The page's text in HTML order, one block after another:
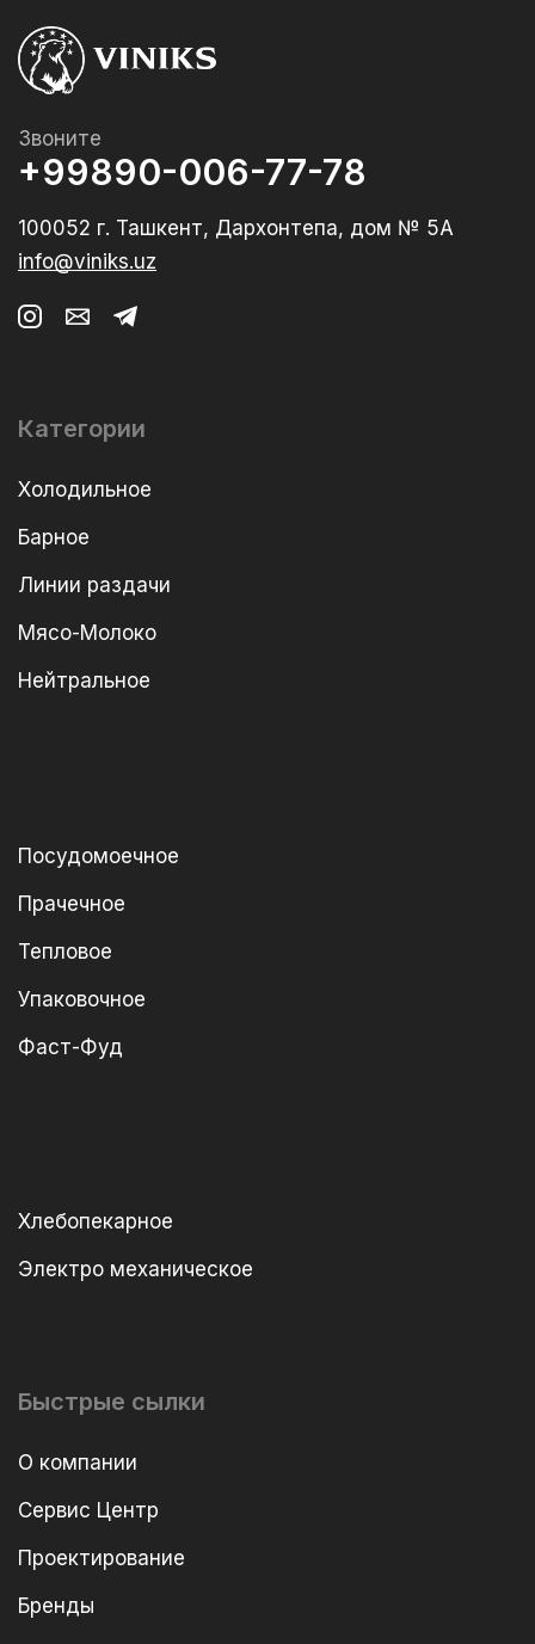
Звоните
+99890-006-77-78
100052 г. Ташкент, Дархонтепа, дом № 5А
info@viniks.uz
Категории
Холодильное
Барное
Линии раздачи
Мясо-Молоко
Нейтральное
Посудомоечное
Прачечное
Тепловое
Упаковочное
Фаст-Фуд
Хлебопекарное
Электро механическое
Быстрые сылки
О компании
Сервис Центр
Проектирование
Бренды